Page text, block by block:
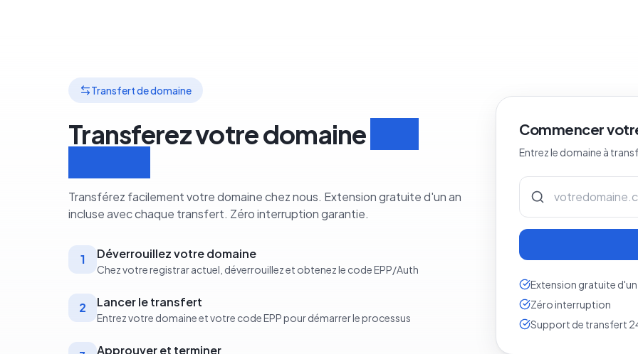
Transfert de domaine
Transferez votre domaine
Transférez facilement votre domaine chez nous. Extension gratuite d'un an
incluse avec chaque transfert. Zéro interruption garantie.
1 Déverrouillez votre domaine
Chez votre registrar actuel, déverrouillez et obtenez le code EPP/Auth
2 Lancer le transfert
Entrez votre domaine et votre code EPP pour démarrer le processus
Approuver et terminer
Commencer
Entrez le domaine à
Extension gratuite d'un
Zéro interruption
Support de transfert